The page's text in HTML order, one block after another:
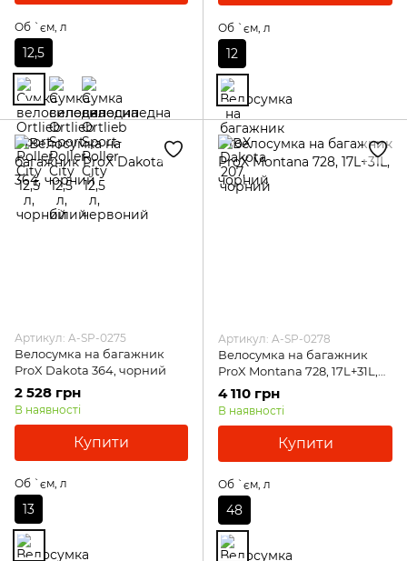
Об `єм, л
12,5
Об `єм, л
12
Артикул: A-SP-0275
Велосумка на багажник
ProX Dakota 364, чорний
2 528 грн
В наявності
Купити
Об `єм, л
13
Артикул: A-SP-0278
Велосумка на багажник
ProX Montana 728, 17L+31L,
чорний
4 110 грн
В наявності
Купити
Об `єм, л
48